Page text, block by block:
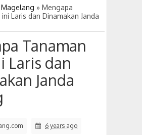
Candimulyo Diduga
Magelang » Mengapa
Laris dan Dinamakan Janda
Tanaman
Laris dan
Janda
6 years ago